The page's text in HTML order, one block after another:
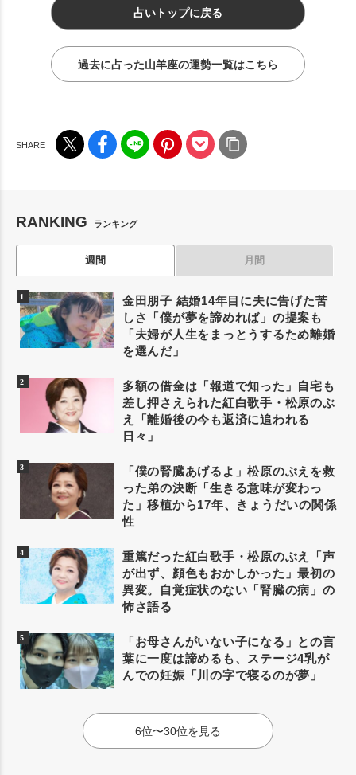
占いトップに戻る
過去に占った山羊座の運勢一覧はこちら
RANKING ランキング
週間 月間
金田朋子 結婚14年目に夫に告げた苦
しさ「僕が夢を諦めれば」の提案も
「夫婦が人生をまっとうするため離婚
を選んだ」
多額の借金は「報道で知った」自宅も
差し押さえられた紅白歌手・松原のぶ
え「離婚後の今も返済に追われる
日々」
「僕の腎臓あげるよ」松原のぶえを救
った弟の決断「生きる意味が変わっ
た」移植から17年、きょうだいの関係
性
重篤だった紅白歌手・松原のぶえ「声
が出ず、顔色もおかしかった」最初の
異変。自覚症状のない「腎臓の病」の
怖さ語る
「お母さんがいない子になる」との言
葉に一度は諦めるも、ステージ4乳が
んでの妊娠「川の字で寝るのが夢」
6位〜30位を見る